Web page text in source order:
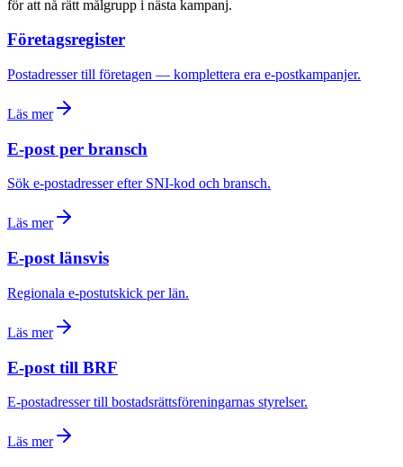
för att nå rätt målgrupp i nästa kampanj.
Företagsregister
Postadresser till företagen — komplettera era e-postkampanjer.
Läs mer
E-post per bransch
Sök e-postadresser efter SNI-kod och bransch.
Läs mer
E-post länsvis
Regionala e-postutskick per län.
Läs mer
E-post till BRF
E-postadresser till bostadsrättsföreningarnas styrelser.
Läs mer